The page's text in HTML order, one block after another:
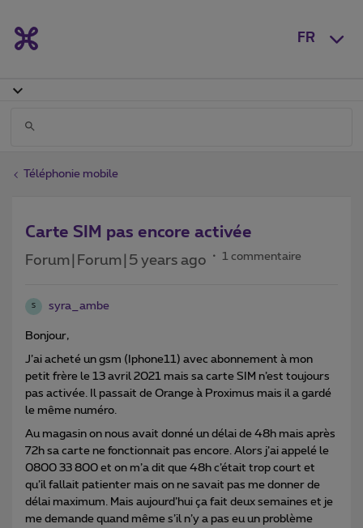
FR
Téléphonie mobile
Carte SIM pas encore activée
Forum|Forum|5 years ago 1 commentaire
S syra_ambe
Bonjour,
J’ai acheté un gsm (Iphone11) avec abonnement à mon
petit frère le 13 avril 2021 mais sa carte SIM n’est toujours
pas activée. Il passait de Orange à Proximus mais il a gardé
le même numéro.
Au magasin on nous avait donné un délai de 48h mais après
72h sa carte ne fonctionnait pas encore. Alors j’ai appelé le
0800 33 800 et on m’a dit que 48h c’était trop court et
qu’il fallait patienter mais on ne savait pas me donner de
délai maximum. Mais aujourd’hui ça fait deux semaines et je
me demande quand même s’il n’y a pas eu un problème